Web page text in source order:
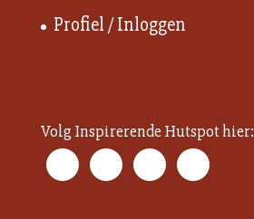
Profiel / Inloggen
Volg Inspirerende Hutspot hier: